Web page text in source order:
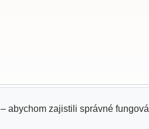
– abychom zajistili správné